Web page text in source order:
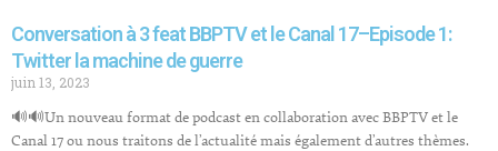
Conversation à 3 feat BBPTV et le Canal 17–Episode 1:
Twitter la machine de guerre
juin 13, 2023
🔊🔊Un nouveau format de podcast en collaboration avec BBPTV et le
Canal 17 ou nous traitons de l’actualité mais également d’autres thèmes.